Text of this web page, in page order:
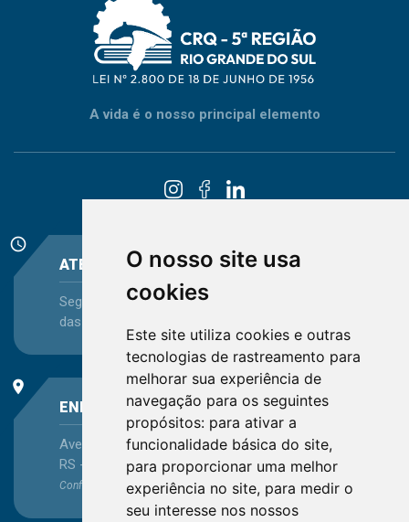
O nosso site usa
cookies
Este site utiliza cookies e outras
tecnologias de rastreamento para
melhorar sua experiência de
navegação para os seguintes
propósitos: para ativar a
funcionalidade básica do site,
para proporcionar uma melhor
experiência no site, para medir o
seu interesse nos nossos
A vida é o nosso principal elemento
schedule
ATENDIMENTO
Segunda-feira a Sexta-feira - das 08:30 às 12:15 e
das 13:30 às 16:45
place
ENDEREÇO
Avenida Itaqui, 45, Bairro Petrópolis, Porto Alegre -
RS - CEP 90460-140
Confira as demaislocalizações no Estado